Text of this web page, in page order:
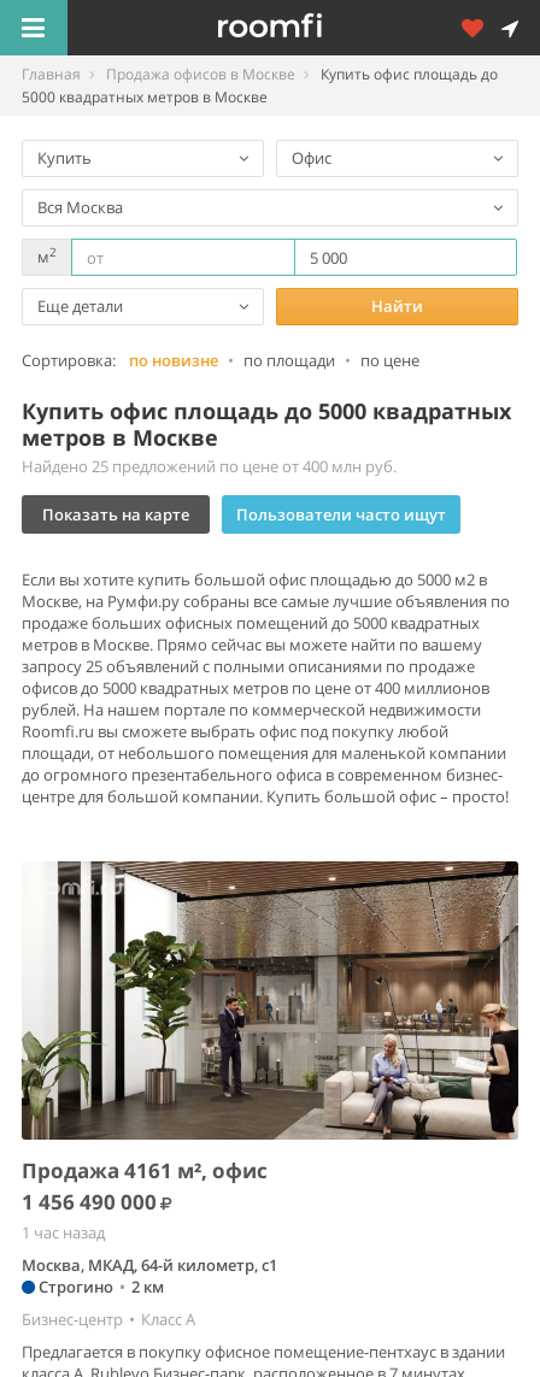
Главная Продажа офисов в Москве
Купить офис площадь до
5000 квадратных метров в Москве
Купить Офис
Вся Москва
м2
Еще детали Найти
Сортировка: по новизне • по площади • по цене
Купить офис площадь до 5000 квадратных
метров в Москве
Найдено 25 предложений по цене от 400 млн руб.
Показать на карте Пользователи часто ищут
Если вы хотите купить большой офис площадью до 5000 м2 в
Москве, на Румфи.ру собраны все самые лучшие объявления по
продаже больших офисных помещений до 5000 квадратных
метров в Москве. Прямо сейчас вы можете найти по вашему
запросу 25 объявлений с полными описаниями по продаже
офисов до 5000 квадратных метров по цене от 400 миллионов
рублей. На нашем портале по коммерческой недвижимости
Roomfi.ru вы сможете выбрать офис под покупку любой
площади, от небольшого помещения для маленькой компании
до огромного презентабельного офиса в современном бизнес-
центре для большой компании. Купить большой офис – просто!
Продажа 4161 м², офис
1 456 490 000
1 час назад
Москва, МКАД, 64-й километр, с1
Строгино • 2 км
Бизнес-центр • Класс A
Предлагается в покупку офисное помещение-пентхаус в здании